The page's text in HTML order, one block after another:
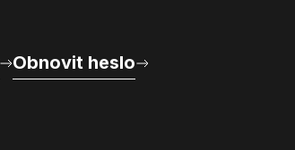
Obnovit heslo